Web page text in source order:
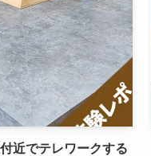
近でテレワークする